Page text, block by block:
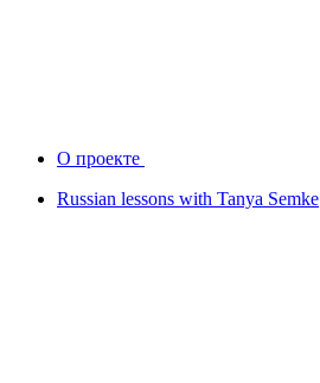
О проекте
Russian lessons with Tanya Semke